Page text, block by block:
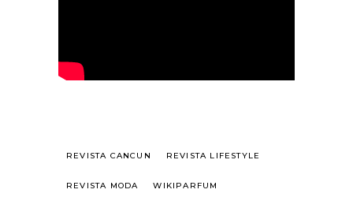
REVISTA CANCUN REVISTA LIFESTYLE
REVISTA MODA WIKIPARFUM